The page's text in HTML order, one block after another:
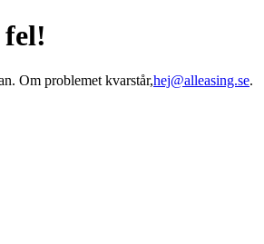
Om problemet kvarstår,hej@alleasing.se.